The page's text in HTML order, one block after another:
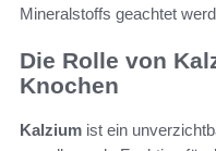
Mineralstoffs geachtet
Die Rolle von
Knochen
Kalzium ist ein